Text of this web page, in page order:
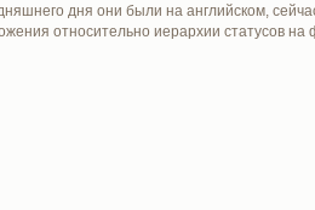
дня они были на английском,
относительно иерархии статусов